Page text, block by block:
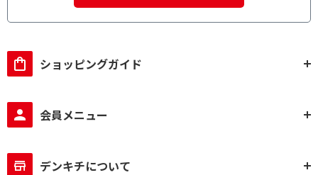
ショッピングガイド
会員メニュー
デンキチについて